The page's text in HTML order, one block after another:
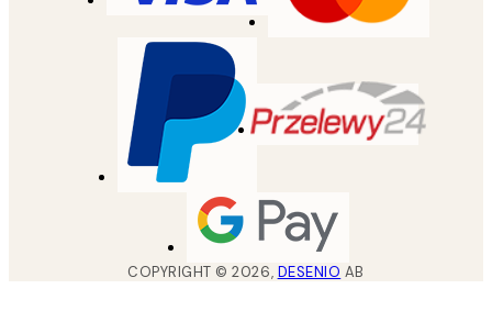
COPYRIGHT ©2026, DESENIO AB